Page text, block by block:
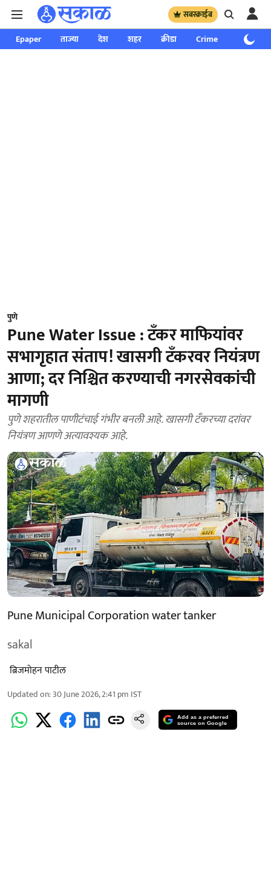
सबस्क्राईब
Epaper ताज्या देश शहर क्रीडा Crime साप्ताहिक
पुणे
Pune Water Issue : टँकर माफियांवर
सभागृहात संताप! खासगी टँकरवर नियंत्रण
आणा; दर निश्चित करण्याची नगरसेवकांची
मागणी
पुणे शहरातील पाणीटंचाई गंभीर बनली आहे. खासगी टँकरच्या दरांवर
नियंत्रण आणणे अत्यावश्यक आहे.
Pune Municipal Corporation water tanker
sakal
​ ब्रिजमोहन पाटील
Updated on:30 June 2026, 2:41 pm IST
Add as a preferred
source on Google